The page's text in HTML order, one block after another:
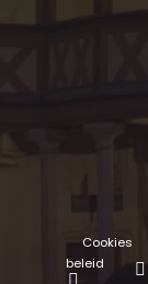
Cookies
beleid